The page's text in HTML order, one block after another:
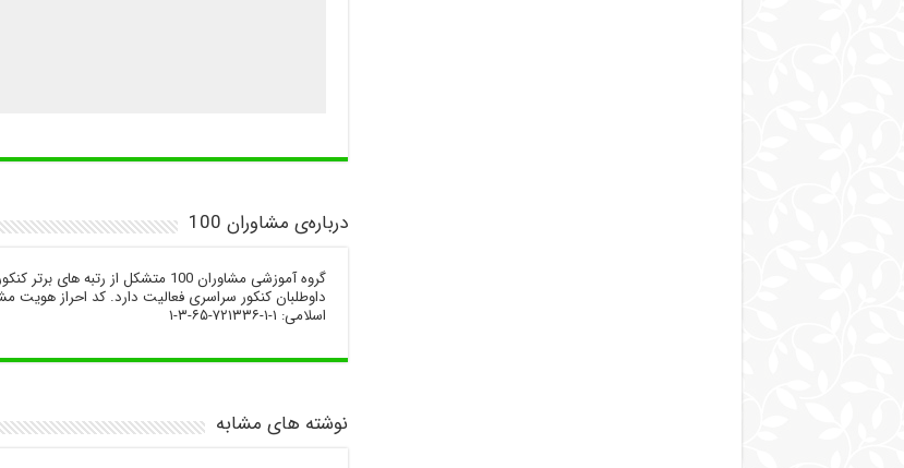
درباره‌ی مشاوران 100
گروه آموزشی مشاوران 100 متشکل از
اسلامی: ۱-۱-۷۲۱۳۳۶-۶۵-۳-۱
نوشته های مشابه